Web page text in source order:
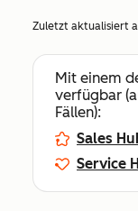
Zuletzt aktualisiert
Mit einem
verfügbar
Fällen):
Sales
Service